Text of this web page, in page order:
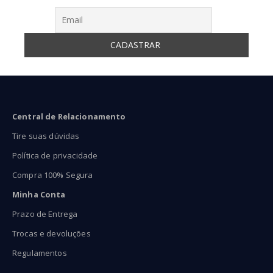
Central de Relacionamento
Tire suas dúvidas
Política de privacidade
Compra 100% Segura
Minha Conta
Prazo de Entrega
Trocas e devoluções
Regulamentos